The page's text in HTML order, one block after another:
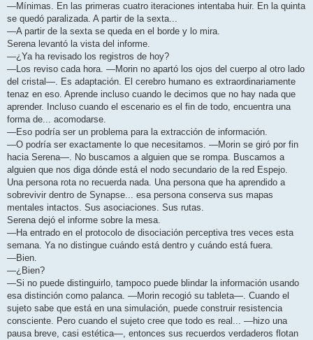
—Mínimas. En las primeras cuatro iteraciones intentaba huir. En la quinta
se quedó paralizada. A partir de la sexta...
—A partir de la sexta se queda en el borde y lo mira.
Serena levantó la vista del informe.
—¿Ya ha revisado los registros de hoy?
—Los reviso cada hora. —Morin no apartó los ojos del cuerpo al otro lado
del cristal—. Es adaptación. El cerebro humano es extraordinariamente
tenaz en eso. Aprende incluso cuando le decimos que no hay nada que
aprender. Incluso cuando el escenario es el fin de todo, encuentra una
forma de... acomodarse.
—Eso podría ser un problema para la extracción de información.
—O podría ser exactamente lo que necesitamos. —Morin se giró por fin
hacia Serena—. No buscamos a alguien que se rompa. Buscamos a
alguien que nos diga dónde está el nodo secundario de la red Espejo.
Una persona rota no recuerda nada. Una persona que ha aprendido a
sobrevivir dentro de Synapse... esa persona conserva sus mapas
mentales intactos. Sus asociaciones. Sus rutas.
Serena dejó el informe sobre la mesa.
—Ha entrado en el protocolo de disociación perceptiva tres veces esta
semana. Ya no distingue cuándo está dentro y cuándo está fuera.
—Bien.
—¿Bien?
—Si no puede distinguirlo, tampoco puede blindar la información usando
esa distinción como palanca. —Morin recogió su tableta—. Cuando el
sujeto sabe que está en una simulación, puede construir resistencia
consciente. Pero cuando el sujeto cree que todo es real... —hizo una
pausa breve, casi estética—, entonces sus recuerdos verdaderos flotan